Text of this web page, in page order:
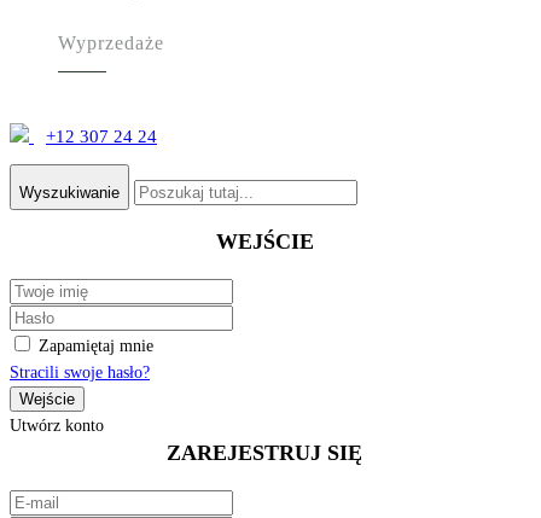
Wyprzedaże
+12 307 24 24
Wyszukiwanie
WEJŚCIE
Zapamiętaj mnie
Stracili swoje hasło?
Utwórz konto
ZAREJESTRUJ SIĘ